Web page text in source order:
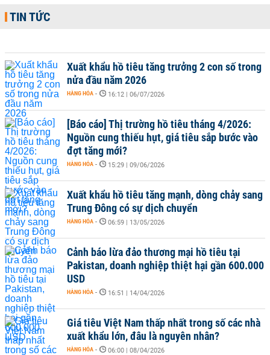
TIN TỨC
Xuất khẩu hồ tiêu tăng trưởng 2 con số trong
nửa đầu năm 2026
HÀNG HÓA - 16:12 | 06/07/2026
[Báo cáo] Thị trường hồ tiêu tháng 4/2026:
Nguồn cung thiếu hụt, giá tiêu sắp bước vào
đợt tăng mới?
HÀNG HÓA - 15:29 | 09/06/2026
Xuất khẩu hồ tiêu tăng mạnh, dòng chảy sang
Trung Đông có sự dịch chuyển
HÀNG HÓA - 06:59 | 13/05/2026
Cảnh báo lừa đảo thương mại hồ tiêu tại
Pakistan, doanh nghiệp thiệt hại gần 600.000
USD
HÀNG HÓA - 16:51 | 14/04/2026
Giá tiêu Việt Nam thấp nhất trong số các nhà
xuất khẩu lớn, đâu là nguyên nhân?
HÀNG HÓA - 06:00 | 08/04/2026